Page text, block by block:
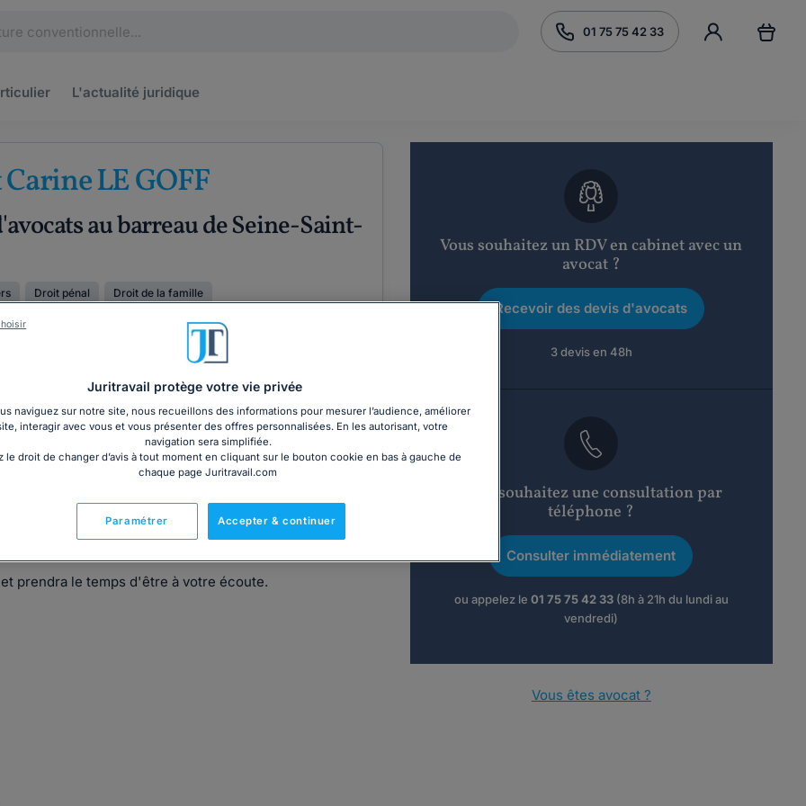
01 75 75 42 33
L'actualité juridique
LE GOFF
au barreau de Seine-Saint-
Droit pénal Droit de la famille
COORDONNÉES
le domaine du droit d'asile et du droit des étrangers
OQTF, recours dublin, Recours CNDA...) mais aussi dans
séparation).
prendra le temps d'être à votre écoute.
Vous souhaitez un RDV en cabinet avec un
avocat ?
Recevoir des devis d'avocats
3 devis en 48h
Vous souhaitez une consultation par
téléphone ?
Consulter immédiatement
ou appelez le 01 75 75 42 33(8h à 21h du lundi au
vendredi)
Vous êtes avocat ?
Juritravail protège votre vie privée
naviguez sur notre site, nous recueillons des informations pour mesurer l’audience, améliorer
interagir avec vous et vous présenter des offres personnalisées. En les autorisant, votre
navigation sera simplifiée.
le droit de changer d’avis à tout moment en cliquant sur le bouton cookie en bas à gauche de
chaque page Juritravail.com
Accepter & continuer
Paramétrer